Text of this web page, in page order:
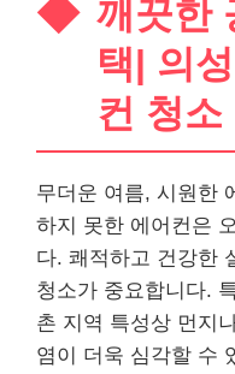
깨끗한
택| 의
컨 청소
무더운 여름, 시원한
하지 못한 에어컨은
다. 쾌적하고 건강한
청소가 중요합니다.
촌 지역 특성상 먼지
염이 더욱 심각할 수